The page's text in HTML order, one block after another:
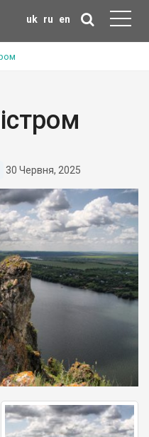
uk ru en
30 Червня, 2025